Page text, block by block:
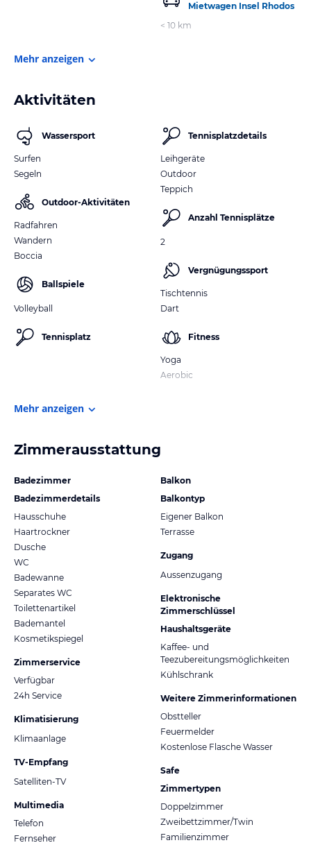
Mietwagen Insel Rhodos
< 10 km
Mehr anzeigen
Aktivitäten
Wassersport
Surfen
Segeln
Outdoor-Aktivitäten
Radfahren
Wandern
Boccia
Ballspiele
Volleyball
Tennisplatz
Tennisplatzdetails
Leihgeräte
Outdoor
Teppich
Anzahl Tennisplätze
2
Vergnügungssport
Tischtennis
Dart
Fitness
Yoga
Aerobic
Mehr anzeigen
Zimmerausstattung
Badezimmer
Badezimmerdetails
Hausschuhe
Haartrockner
Dusche
WC
Badewanne
Separates WC
Toilettenartikel
Bademantel
Kosmetikspiegel
Zimmerservice
Verfügbar
24h Service
Klimatisierung
Klimaanlage
TV-Empfang
Satelliten-TV
Multimedia
Telefon
Fernseher
Balkon
Balkontyp
Eigener Balkon
Terrasse
Zugang
Aussenzugang
Elektronische
Zimmerschlüssel
Haushaltsgeräte
Kaffee- und
Teezubereitungsmöglichkeiten
Kühlschrank
Weitere Zimmerinformationen
Obstteller
Feuermelder
Kostenlose Flasche Wasser
Safe
Zimmertypen
Doppelzimmer
Zweibettzimmer/Twin
Familienzimmer